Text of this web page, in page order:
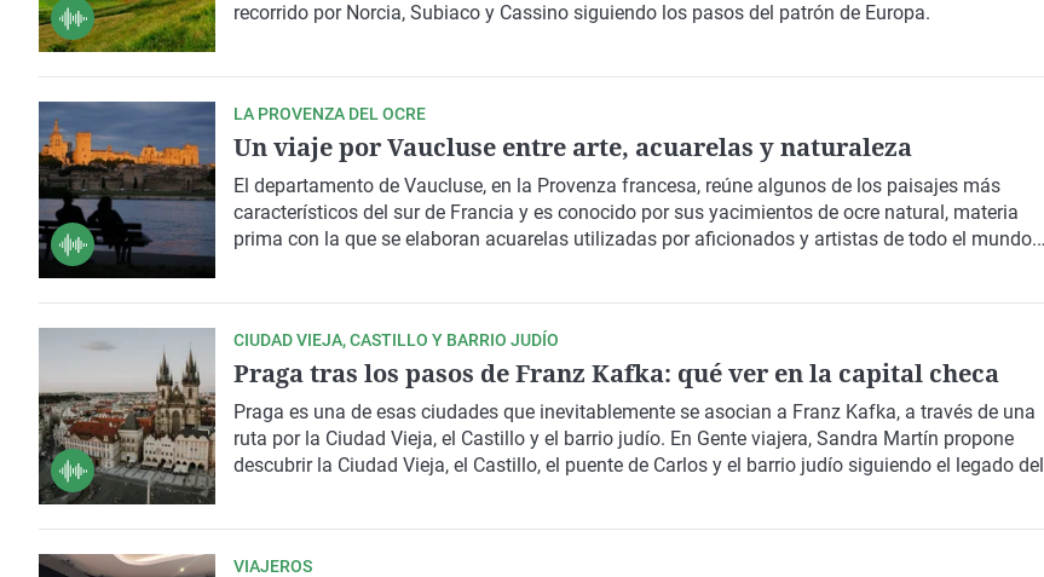
recorrido por Norcia, Subiaco y Cassino siguiendo los pasos del patrón de Europa.
LA PROVENZA DEL OCRE
Un viaje por Vaucluse entre arte, acuarelas y naturaleza
El departamento de Vaucluse, en la Provenza francesa, reúne algunos de los paisajes más
característicos del sur de Francia y es conocido por sus yacimientos de ocre natural, materia
prima con la que se elaboran acuarelas utilizadas por aficionados y artistas de todo el mundo.
CIUDAD VIEJA, CASTILLO Y BARRIO JUDÍO
Praga tras los pasos de Franz Kafka: qué ver en la capital checa
Praga es una de esas ciudades que inevitablemente se asocian a Franz Kafka, a través de una
ruta por la Ciudad Vieja, el Castillo y el barrio judío. En Gente viajera, Sandra Martín propone
descubrir la Ciudad Vieja, el Castillo, el puente de Carlos y el barrio judío siguiendo el legado del
VIAJEROS